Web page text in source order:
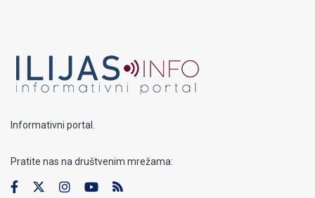
Informativni portal.
Pratite nas na društvenim mrežama: